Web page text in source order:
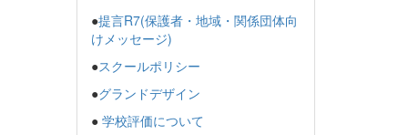
●提言R7(保護者・地域・関係団体向
けメッセージ)
●スクールポリシー
●グランドデザイン
● 学校評価について